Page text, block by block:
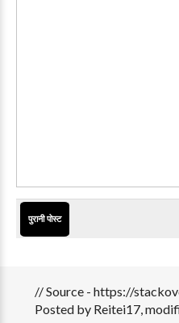
पुरानी पोस्ट
// Source - https://
Posted by Reitei17,